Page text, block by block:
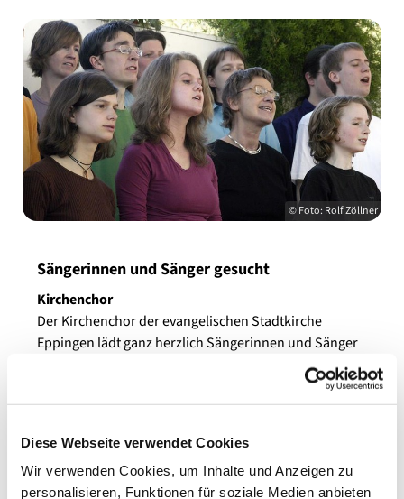
Diese Webseite verwendet Cookies
Wir verwenden Cookies, um Inhalte und Anzeigen zu
personalisieren, Funktionen für soziale Medien anbieten
© Foto: Rolf Zöllner
Sängerinnen und Sänger gesucht
Kirchenchor
Der Kirchenchor der evangelischen Stadtkirche
Eppingen lädt ganz herzlich Sängerinnen und Sänger
für das Adventskonzert ein. Zu Gehör gebracht wird
das Weihnachtsoratorium von Klaus Heizmann für
Chor, Solisten und Orchester. Eingängige Melodien
Mitsingen. Das Konzert findet am 10.12. um 17 Uhr in
der evangelischen Stadtkirche statt. Wer Lust hat das
Adventskonzert als Sänger oder Sängerin aktiv